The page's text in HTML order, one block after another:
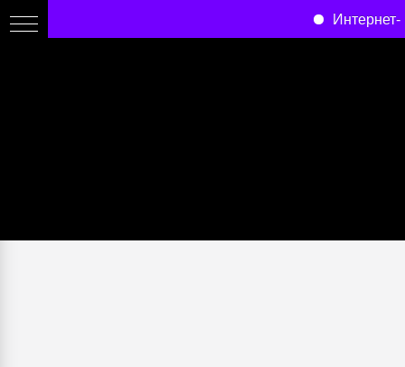
Интернет-